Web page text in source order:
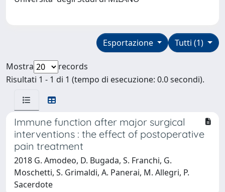
Tutti (1)
Esportazione
Mostra
records
Risultati 1 - 1 di 1 (tempo di esecuzione: 0.0 secondi).
Immune function after major surgical
interventions : the effect of postoperative
pain treatment
2018 G. Amodeo, D. Bugada, S. Franchi, G.
Moschetti, S. Grimaldi, A. Panerai, M. Allegri, P.
Sacerdote